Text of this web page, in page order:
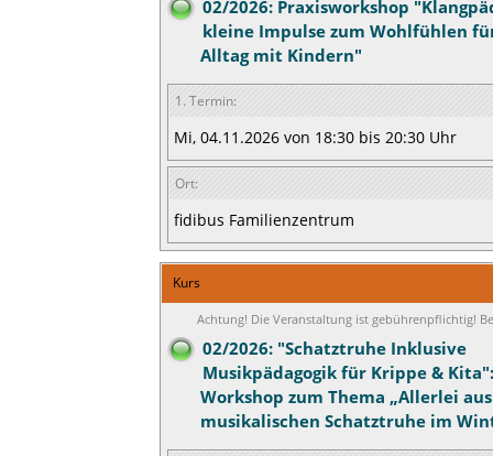
02/2026: Praxisworkshop
kleine Impulse zum Wohlfühlen
Alltag mit Kindern"
1. Termin:
Mi, 04.11.2026 von 18:30 bis 20:30 Uhr
Ort:
fidibus Familienzentrum
Kurs
Achtung! Die Veranstaltung ist gebührenpflichtig!
02/2026: "Schatztruhe Inklusive
Musikpädagogik für Krippe &
Workshop zum Thema „Allerlei
musikalischen Schatztruhe im